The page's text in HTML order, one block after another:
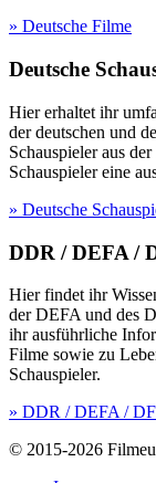
» Deutsche Filme
Deutsche
Hier erhaltet ihr
der deutschen und
Schauspieler aus
Schauspieler eine
» Deutsche
DDR / DEFA /
Hier findet ihr
der DEFA und des
ihr ausführliche
Filme sowie zu
Schauspieler.
» DDR / DEFA /
© 2015-2026